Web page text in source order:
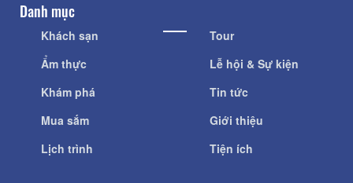
Danh mục
Khách sạn
Ẩm thực
Khám phá
Mua sắm
Lịch trình
Tour
Lễ hội & Sự kiện
Tin tức
Giới thiệu
Tiện ích